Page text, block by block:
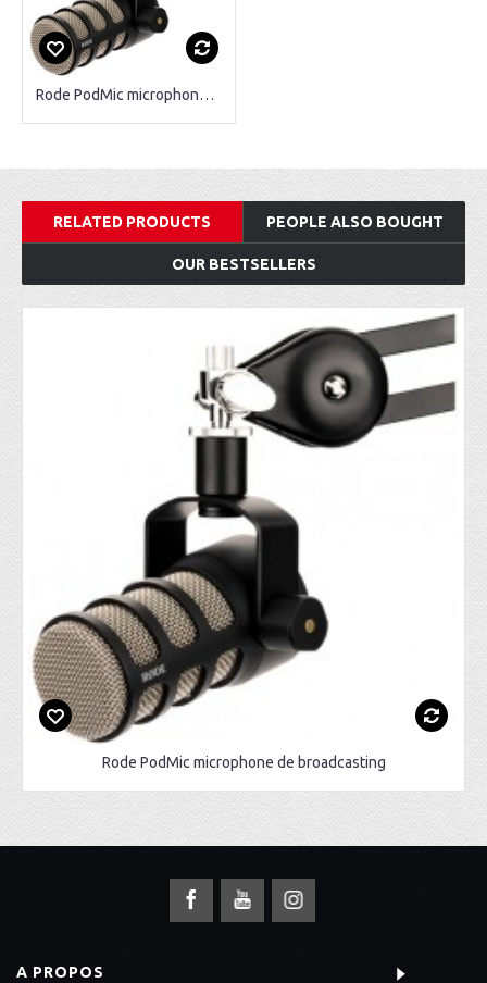
Rode PodMic microphone de broadcasting
RELATED PRODUCTS PEOPLE ALSO BOUGHT
OUR BESTSELLERS
Rode PodMic microphone de broadcasting
A PROPOS